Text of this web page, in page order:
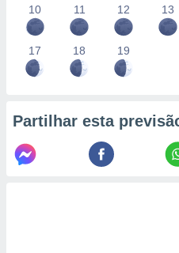
10 11 12 13
17 18 19
Partilhar esta